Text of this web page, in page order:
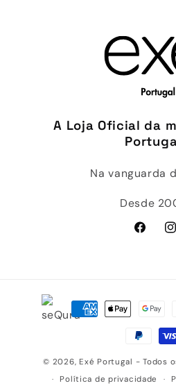
A Loja Oficial da
Na vanguarda
Desde
Facebook
Métodos
© 2026, Exé Portugal - Todos
Política de privacidade